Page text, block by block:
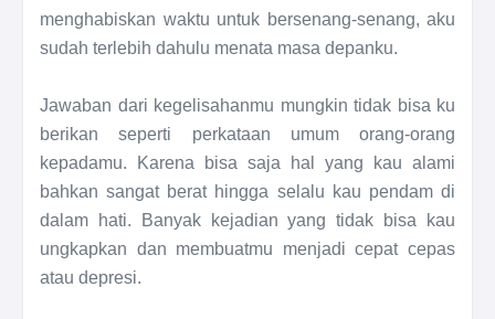
menghabiskan waktu untuk bersenang-senang, aku
sudah terlebih dahulu menata masa depanku.
Jawaban dari kegelisahanmu mungkin tidak bisa ku
berikan seperti perkataan umum orang-orang
kepadamu. Karena bisa saja hal yang kau alami
bahkan sangat berat hingga selalu kau pendam di
dalam hati. Banyak kejadian yang tidak bisa kau
ungkapkan dan membuatmu menjadi cepat cepas
atau depresi.